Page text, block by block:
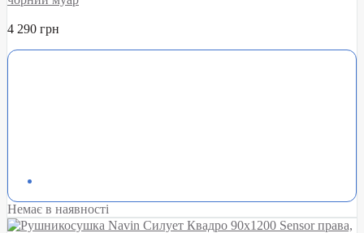
4 290 грн
Немає в наявності